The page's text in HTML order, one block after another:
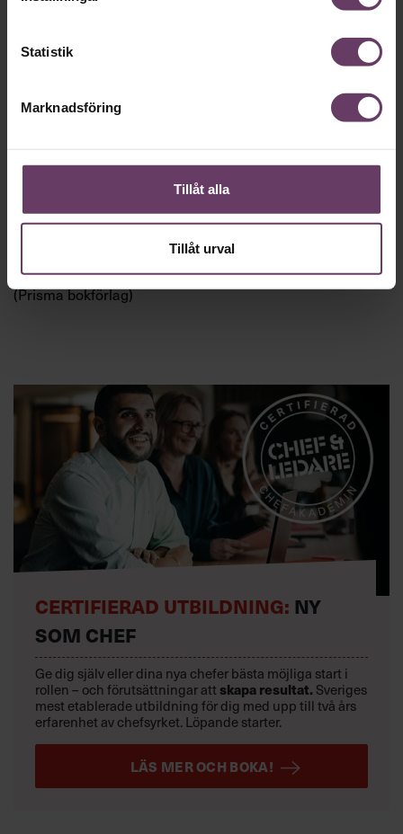
Statistik
Marknadsföring
Tillåt alla
Tillåt urval
hon inte vill det, kanske han eller hon måste börja någon
annanstans. Kräv inte att medarbetaren ska bestämma
medarbetaren fått tid på sig att reflektera över vad
han/hon vill och hur ni kan gå vidare.
FAKTA
Bakgrund: Började sin karriär som stins på SJ. Utbildade
sig sedan till pedagog och psykolog. Har doktorerat i
utvecklingssamtal och skrivit tolv böcker om
kommunikation. En av dem är den populära »Förstånd
och missförstånd – samtalsmetodik för arbetslivet«
(Prisma bokförlag)
CERTIFIERAD UTBILDNING: NY
SOM CHEF
Ge dig själv eller dina nya chefer bästa möjliga start i
rollen – och förutsättningar att skapa resultat. Sveriges
mest etablerade utbildning för dig med upp till två års
erfarenhet av chefsyrket. Löpande starter.
LÄS MER OCH BOKA!